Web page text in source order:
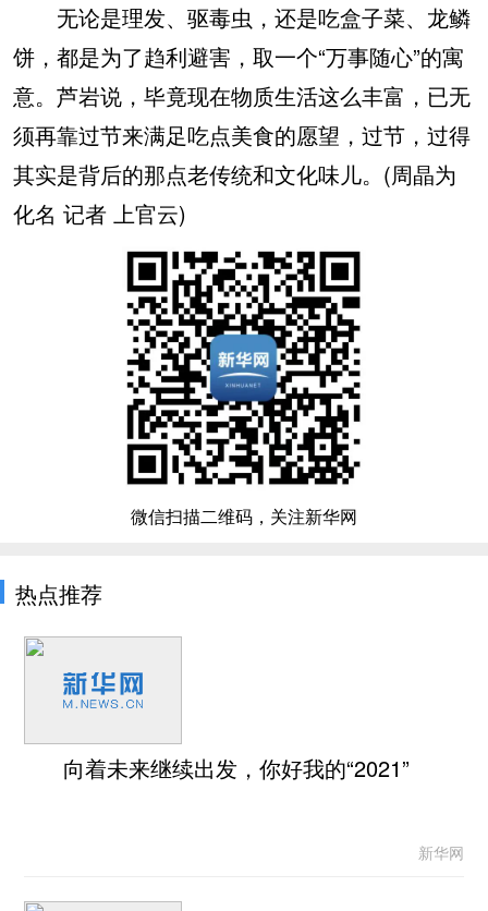
无论是理发、驱毒虫，还是吃盒子菜、龙鳞
饼，都是为了趋利避害，取一个“万事随心”的寓
意。芦岩说，毕竟现在物质生活这么丰富，已无
须再靠过节来满足吃点美食的愿望，过节，过得
其实是背后的那点老传统和文化味儿。(周晶为
化名 记者 上官云)
微信扫描二维码，关注新华网
热点推荐
向着未来继续出发，你好我的“2021”
新华网